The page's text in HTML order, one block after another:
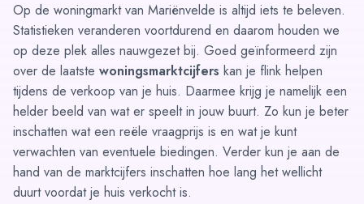
Op de woningmarkt van Mariënvelde is altijd iets te beleven.
Statistieken veranderen voortdurend en daarom houden we
op deze plek alles nauwgezet bij. Goed geïnformeerd zijn
over de laatste woningsmarktcijfers kan je flink helpen
tijdens de verkoop van je huis. Daarmee krijg je namelijk een
helder beeld van wat er speelt in jouw buurt. Zo kun je beter
inschatten wat een reële vraagprijs is en wat je kunt
verwachten van eventuele biedingen. Verder kun je aan de
hand van de marktcijfers inschatten hoe lang het wellicht
duurt voordat je huis verkocht is.